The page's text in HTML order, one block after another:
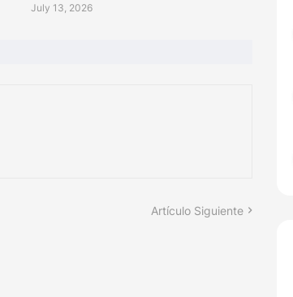
July 13, 2026
Artículo Siguiente